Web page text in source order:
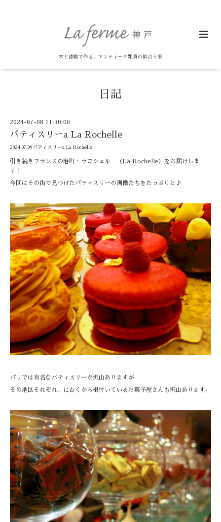
木と漆喰で作る、アンティーク雑貨の似合う家
日記
2024-07-08 11:30:00
パティスリーa La Rochelle
2024.07.09パティスリーa La Rochelle
引き続きフランスの港町・ラロシェル （La Rochelle）をお届けしま
す！
今回はその街で見つけたパティスリーの画像たちをたっぷりと♪
パリでは有名なパティスリーが沢山ありますが
その地区それぞれ、に古くから根付いているお菓子屋さんも沢山あります。